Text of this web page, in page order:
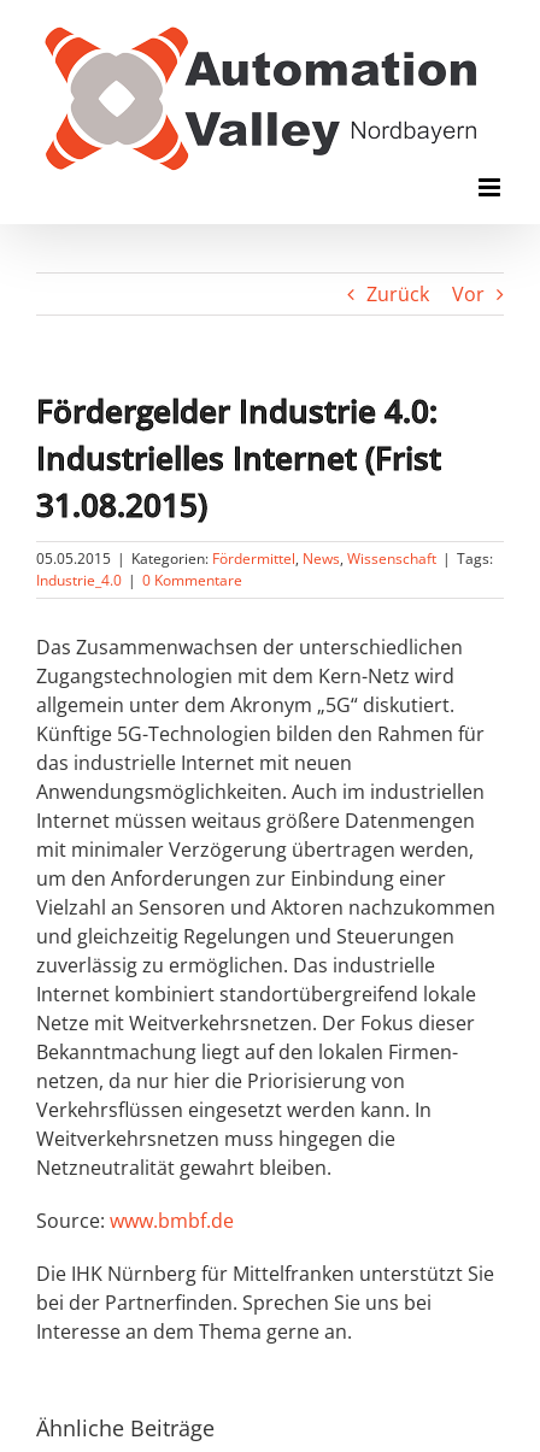
Inhalt
springen
Zurück Vor
Fördergelder Industrie 4.0:
Industrielles Internet (Frist
31.08.2015)
05.05.2015 | Kategorien: Fördermittel, News, Wissenschaft | Tags:
Industrie_4.0 | 0 Kommentare
Das Zusammenwachsen der unterschiedlichen
Zugangstechnologien mit dem Kern-Netz wird
allgemein unter dem Akronym „5G“ diskutiert.
Künftige 5G-Technologien bilden den Rahmen für
das industrielle Internet mit neuen
Anwendungsmöglichkeiten. Auch im industriellen
Internet müssen weitaus größere Datenmengen
mit minimaler Verzögerung übertragen werden,
um den Anforderungen zur Einbindung einer
Vielzahl an Sensoren und Aktoren nachzukommen
und gleichzeitig Regelungen und Steuerungen
zuverlässig zu ermöglichen. Das industrielle
Internet kombiniert standortübergreifend lokale
Netze mit Weitverkehrsnetzen. Der Fokus dieser
Bekanntmachung liegt auf den lokalen Firmen­
netzen, da nur hier die Priorisierung von
Verkehrsflüssen eingesetzt werden kann. In
Weitverkehrsnetzen muss hingegen die
Netzneutralität gewahrt bleiben.
Source: www.bmbf.de
Die IHK Nürnberg für Mittelfranken unterstützt Sie
bei der Partnerfinden. Sprechen Sie uns bei
Interesse an dem Thema gerne an.
Ähnliche Beiträge